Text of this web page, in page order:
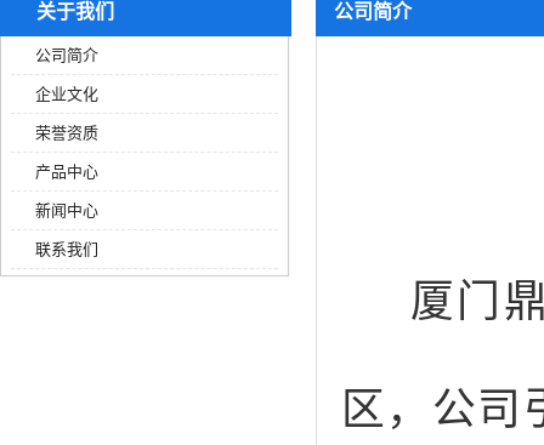
关于我们
公司简介
企业文化
荣誉资质
产品中心
新闻中心
联系我们
公司简介
厦门
区，公司